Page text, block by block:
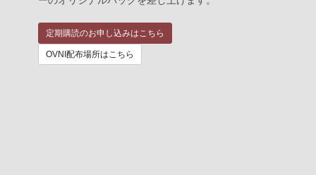
定期購読のお申し込みはこちら
OVNI配布場所はこちら